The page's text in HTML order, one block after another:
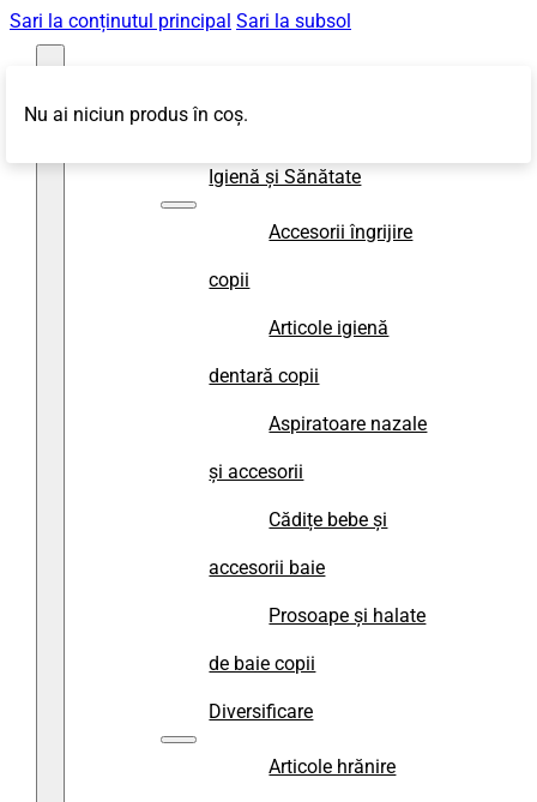
Sari la conținutul principal Sari la subsol
Igienă și Sănătate
Accesorii îngrijire
copii
Articole igienă
dentară copii
Aspiratoare nazale
și accesorii
Cădițe bebe și
accesorii baie
Prosoape și halate
de baie copii
Diversificare
Articole hrănire
Nu ai niciun produs în coș.